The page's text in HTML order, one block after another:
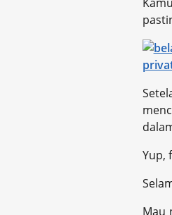
Yup,
Mau